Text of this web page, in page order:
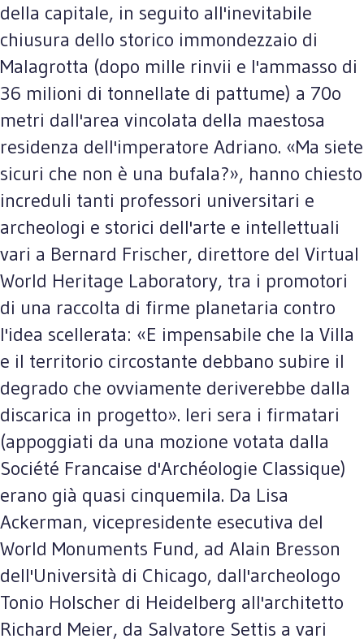
della capitale, in seguito all'inevitabile
chiusura dello storico immondezzaio di
Malagrotta (dopo mille rinvii e l'ammasso di
36 milioni di tonnellate di pattume) a 70o
metri dall'area vincolata della maestosa
residenza dell'imperatore Adriano. «Ma siete
sicuri che non è una bufala?», hanno chiesto
increduli tanti professori universitari e
archeologi e storici dell'arte e intellettuali
vari a Bernard Frischer, direttore del Virtual
World Heritage Laboratory, tra i promotori
di una raccolta di firme planetaria contro
l'idea scellerata: «E impensabile che la Villa
e il territorio circostante debbano subire il
degrado che ovviamente deriverebbe dalla
discarica in progetto». Ieri sera i firmatari
(appoggiati da una mozione votata dalla
Société Francaise d'Archéologie Classique)
erano già quasi cinquemila. Da Lisa
Ackerman, vicepresidente esecutiva del
World Monuments Fund, ad Alain Bresson
dell'Università di Chicago, dall'archeologo
Tonio Holscher di Heidelberg all'architetto
Richard Meier, da Salvatore Settis a vari